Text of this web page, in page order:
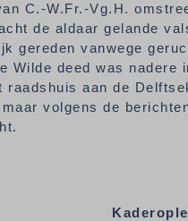
C.-W.Fr.-Vg.H.
de aldaar gelande
gereden vanwege
Wilde deed was
raadshuis aan de
volgens de